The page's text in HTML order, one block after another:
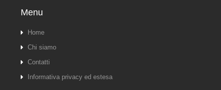
Menu
Home
Chi siamo
Contatti
Informativa privacy ed estesa